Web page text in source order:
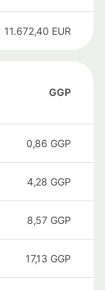
11.672,40 EUR
GGP
0,86 GGP
4,28 GGP
8,57 GGP
17,13 GGP